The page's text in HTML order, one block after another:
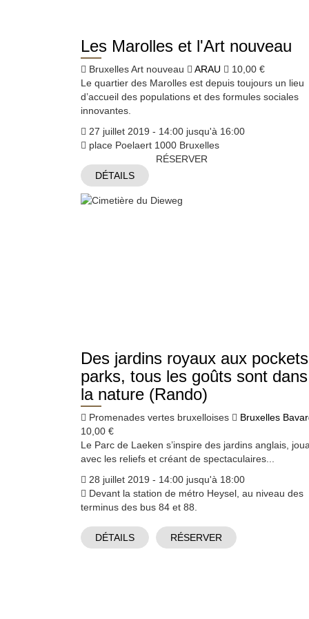
Les Marolles et l'Art nouveau
Bruxelles Art nouveau ARAU
10,00 €
Le quartier des Marolles est depuis toujours un lieu
d’accueil des populations et des formules sociales
innovantes.
27 juillet 2019 - 14:00 jusqu'à 16:00
place Poelaert 1000 Bruxelles
DÉTAILS
RÉSERVER
Des jardins royaux aux pockets
parks, tous les goûts sont dans
la nature (Rando)
Promenades vertes bruxelloises
Bruxelles
10,00 €
Le Parc de Laeken s’inspire des jardins anglais,
avec les reliefs et créant de spectaculaires...
28 juillet 2019 - 14:00 jusqu'à 18:00
Devant la station de métro Heysel, au niveau des
terminus des bus 84 et 88.
DÉTAILS RÉSERVER